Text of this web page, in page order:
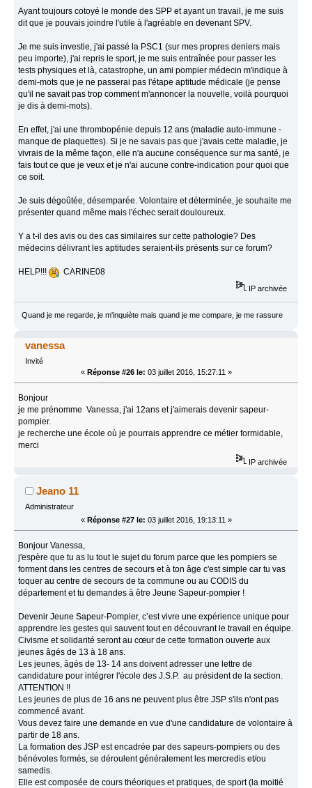
Ayant toujours cotoyé le monde des SPP et ayant un travail, je me suis
dit que je pouvais joindre l'utile à l'agréable en devenant SPV.
Je me suis investie, j'ai passé la PSC1 (sur mes propres deniers mais
peu importe), j'ai repris le sport, je me suis entraînée pour passer les
tests physiques et là, catastrophe, un ami pompier médecin m'indique à
demi-mots que je ne passerai pas l'étape aptitude médicale (je pense
qu'il ne savait pas trop comment m'annoncer la nouvelle, voilà pourquoi
je dis à demi-mots).
En effet, j'ai une thrombopénie depuis 12 ans (maladie auto-immune -
manque de plaquettes). Si je ne savais pas que j'avais cette maladie, je
vivrais de la même façon, elle n'a aucune conséquence sur ma santé, je
fais tout ce que je veux et je n'ai aucune contre-indication pour quoi que
ce soit.
Je suis dégoûtée, désemparée. Volontaire et déterminée, je souhaite me
présenter quand même mais l'échec serait douloureux.
Y a t-il des avis ou des cas similaires sur cette pathologie? Des
médecins délivrant les aptitudes seraient-ils présents sur ce forum?
HELP!!! CARINE08
IP archivée
Quand je me regarde, je m'inquiète mais quand je me compare, je me rassure
vanessa
Invité
« Réponse #26 le: 03 juillet 2016, 15:27:11 »
Bonjour
je me prénomme Vanessa, j'ai 12ans et j'aimerais devenir sapeur-
pompier.
je recherche une école où je pourrais apprendre ce métier formidable,
merci
IP archivée
Jeano 11
Administrateur
« Réponse #27 le: 03 juillet 2016, 19:13:11 »
Bonjour Vanessa,
j'espère que tu as lu tout le sujet du forum parce que les pompiers se
forment dans les centres de secours et à ton âge c'est simple car tu vas
toquer au centre de secours de ta commune ou au CODIS du
département et tu demandes à être Jeune Sapeur-pompier !
Devenir Jeune Sapeur-Pompier, c’est vivre une expérience unique pour
apprendre les gestes qui sauvent tout en découvrant le travail en équipe.
Civisme et solidarité seront au cœur de cette formation ouverte aux
jeunes âgés de 13 à 18 ans.
Les jeunes, âgés de 13- 14 ans doivent adresser une lettre de
candidature pour intégrer l'école des J.S.P. au président de la section.
ATTENTION !!
Les jeunes de plus de 16 ans ne peuvent plus être JSP s'ils n'ont pas
commencé avant.
Vous devez faire une demande en vue d'une candidature de volontaire à
partir de 18 ans.
La formation des JSP est encadrée par des sapeurs-pompiers ou des
bénévoles formés, se déroulent généralement les mercredis et/ou
samedis.
Elle est composée de cours théoriques et pratiques, de sport (la moitié